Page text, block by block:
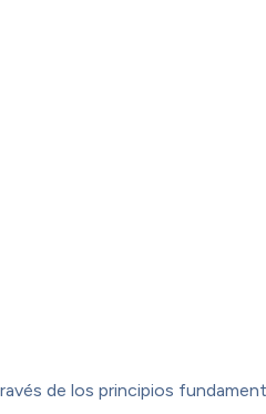
de los principios